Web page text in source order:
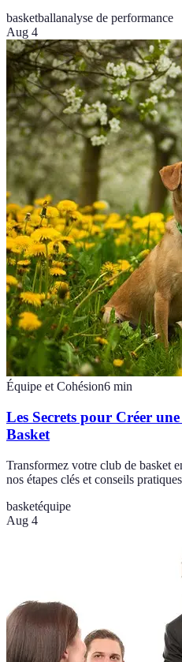
basketballanalyse de performance
Aug 4
Équipe et Cohésion6 min
Les Secrets pour Créer
Basket
Transformez votre club de basket
nos étapes clés et conseils
basketéquipe
Aug 4